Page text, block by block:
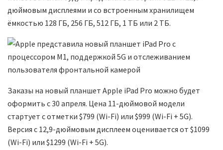
дюймовым дисплеями и со встроенным хранилищем
ёмкостью 128 ГБ, 256 ГБ, 512 ГБ, 1 ТБ или 2 ТБ.
Заказы на новый планшет Apple iPad Pro можно будет
оформить с 30 апреля. Цена 11-дюймовой модели
стартует с отметки $799 (Wi-Fi) или $999 (Wi-Fi + 5G).
Версия с 12,9-дюймовым дисплеем оценивается от $1099
(Wi-Fi) или $1299 (Wi-Fi + 5G).